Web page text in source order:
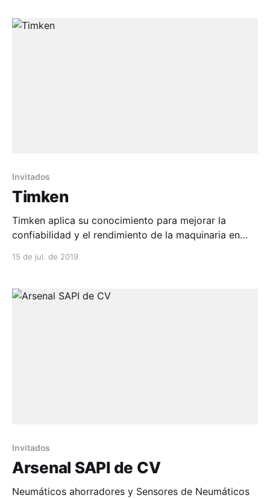
Invitados
Timken
Timken aplica su conocimiento para mejorar la
confiabilidad y el rendimiento de la maquinaria en
15 de jul. de 2019
Invitados
Arsenal SAPI de CV
Neumáticos ahorradores y Sensores de Neumáticos